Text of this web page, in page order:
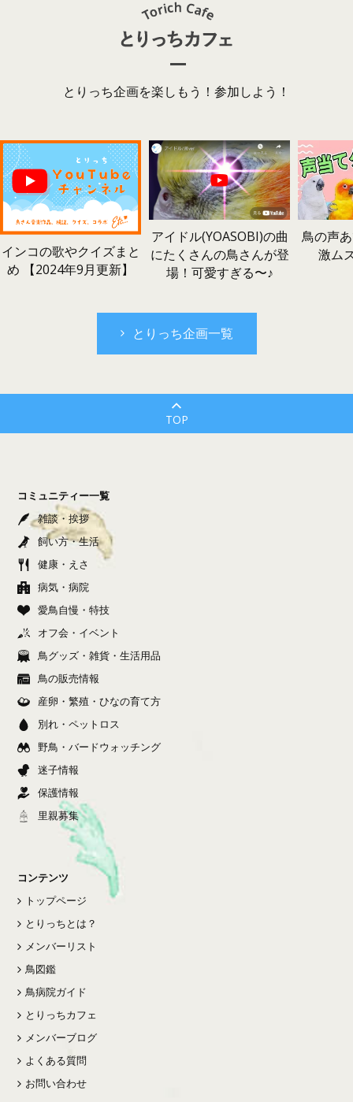
とりっち企画を楽しもう！参加しよう！
インコの歌やクイズまと
め 【2024年9月更新】
アイドル(YOASOBI)の曲
にたくさんの鳥さんが登
場！可愛すぎる〜♪
鳥の声
激ム
とりっち企画一覧
TOP
コミュニティー一覧
雑談・挨拶
飼い方・生活
健康・えさ
病気・病院
愛鳥自慢・特技
オフ会・イベント
鳥グッズ・雑貨・生活用品
鳥の販売情報
産卵・繁殖・ひなの育て方
別れ・ペットロス
野鳥・バードウォッチング
迷子情報
保護情報
里親募集
コンテンツ
トップページ
とりっちとは？
メンバーリスト
鳥図鑑
鳥病院ガイド
とりっちカフェ
メンバーブログ
よくある質問
お問い合わせ